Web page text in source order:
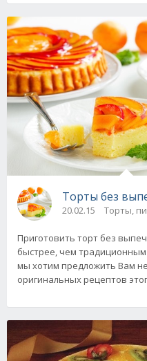
Торты без
20.02.15 Торты,
Приготовить торт без
быстрее, чем традиционным
мы хотим предложить Вам
оригинальных рецептов